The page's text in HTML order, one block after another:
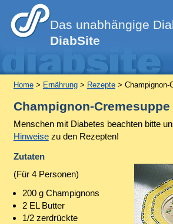
Das unabhängige
DiabSite
Home> Ernährung> Rezepte> Champignon-
Champignon-
Menschen mit Diabetes beachten bitte
Hinweisezu den Rezepten!
Zutaten
(Für 4 Personen)
200 g Champignons
2 EL Butter
1/2 zerdrückte